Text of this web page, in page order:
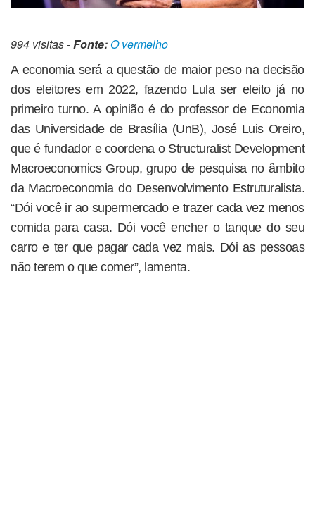
994 visitas -Fonte:O vermelho
A economia será a questão de maior peso na decisão
dos eleitores em 2022, fazendo Lula ser eleito já no
primeiro turno. A opinião é do professor de Economia
das Universidade de Brasília (UnB), José Luis Oreiro,
que é fundador e coordena o Structuralist Development
Macroeconomics Group, grupo de pesquisa no âmbito
da Macroeconomia do Desenvolvimento Estruturalista.
“Dói você ir ao supermercado e trazer cada vez menos
comida para casa. Dói você encher o tanque do seu
carro e ter que pagar cada vez mais. Dói as pessoas
não terem o que comer”, lamenta.